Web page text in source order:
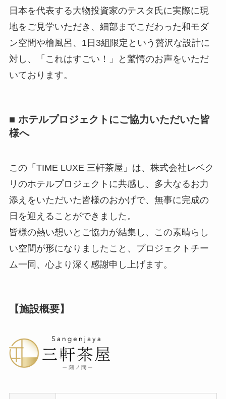
日本を代表する大物投資家のテスタ氏に実際に現
地をご見学いただき、細部までこだわった和モダ
ン空間や檜風呂、1日3組限定という贅沢な設計に
対し、「これはすごい！」と驚愕のお声をいただ
いております。
■ ホテルプロジェクトにご協力いただいた皆
様へ
この「TIME LUXE 三軒茶屋」は、株式会社レベク
リのホテルプロジェクトに共感し、多大なるお力
添えをいただいた皆様のおかげで、無事に完成の
日を迎えることができました。
皆様の熱い想いとご協力が結集し、この素晴らし
い空間が形になりましたこと、プロジェクトチー
ム一同、心より深く感謝申し上げます。
【施設概要】